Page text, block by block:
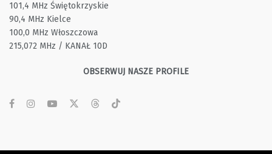
101,4 MHz Świętokrzyskie
90,4 MHz Kielce
100,0 MHz Włoszczowa
215,072 MHz / KANAŁ 10D
OBSERWUJ NASZE PROFILE